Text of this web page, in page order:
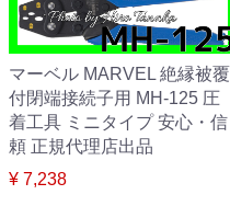
マーベル MARVEL 絶縁被覆
付閉端接続子用 MH-125 圧
着工具 ミニタイプ 安心・信
頼 正規代理店出品
¥ 7,238